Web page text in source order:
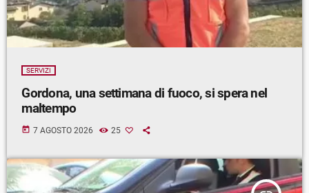
SERVIZI
Gordona, una settimana di fuoco, si spera nel
maltempo
today 7 AGOSTO 2026 25